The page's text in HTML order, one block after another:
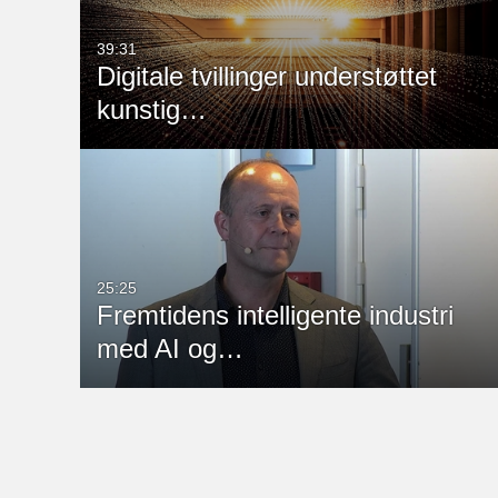
39:31
Digitale tvillinger understøttet
kunstig…
25:25
Fremtidens intelligente industri
med AI og…